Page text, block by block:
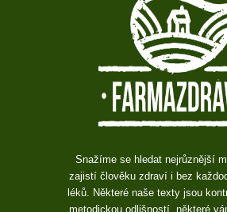
Snažíme se hledat nejrůznější
zajistí člověku zdraví i bez
léků. Některé naše texty jsou
metodickou odlišností, některé